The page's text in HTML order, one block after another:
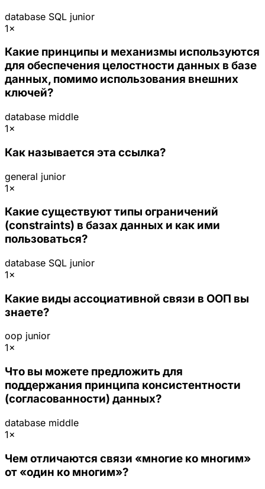
database SQL junior
1×
Какие принципы и механизмы используются
для обеспечения целостности данных в базе
данных, помимо использования внешних
ключей?
database middle
1×
Как называется эта ссылка?
general junior
1×
Какие существуют типы ограничений
(constraints) в базах данных и как ими
пользоваться?
database SQL junior
1×
Какие виды ассоциативной связи в ООП вы
знаете?
oop junior
1×
Что вы можете предложить для
поддержания принципа консистентности
(согласованности) данных?
database middle
1×
Чем отличаются связи «многие ко многим»
от «один ко многим»?